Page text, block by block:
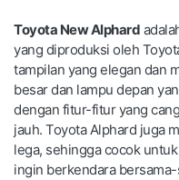
Toyota New Alphard
yang diproduksi oleh
tampilan yang elegan dan
besar dan lampu depan
dengan fitur-fitur yang
jauh. Toyota Alphard juga
lega, sehingga cocok
ingin berkendara